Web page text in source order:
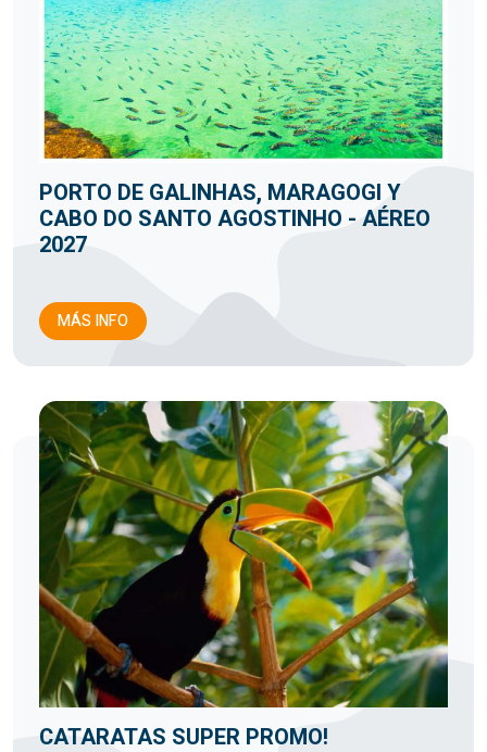
PORTO DE GALINHAS, MARAGOGI Y
CABO DO SANTO AGOSTINHO - AÉREO
2027
MÁS INFO
CATARATAS SUPER PROMO!